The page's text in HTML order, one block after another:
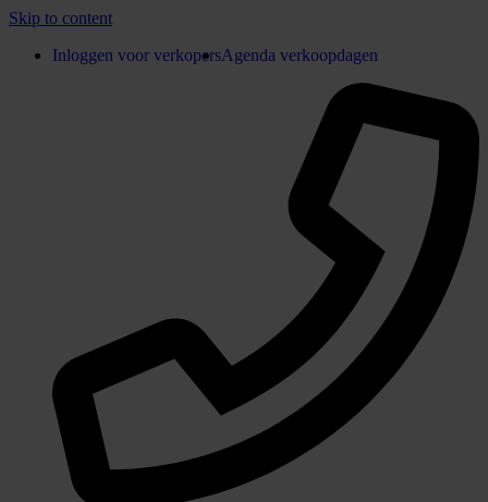
Skip to content
Inloggen voor verkopersAgenda verkoopdagen